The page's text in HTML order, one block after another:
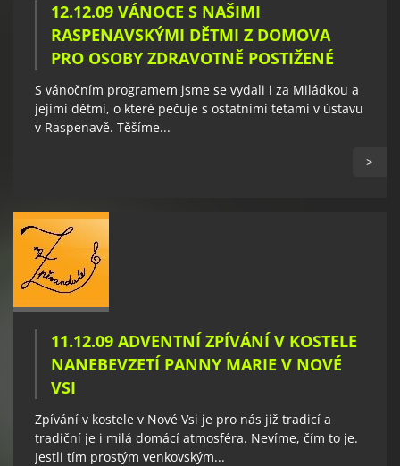
12.12.09 VÁNOCE S NAŠIMI
RASPENAVSKÝMI DĚTMI Z DOMOVA
PRO OSOBY ZDRAVOTNĚ POSTIŽENÉ
S vánočním programem jsme se vydali i za Miládkou a
jejími dětmi, o které pečuje s ostatními tetami v ústavu
v Raspenavě. Těšíme...
>
11.12.09 ADVENTNÍ ZPÍVÁNÍ V KOSTELE
NANEBEVZETÍ PANNY MARIE V NOVÉ
VSI
Zpívání v kostele v Nové Vsi je pro nás již tradicí a
tradiční je i milá domácí atmosféra. Nevíme, čím to je.
Jestli tím prostým venkovským...